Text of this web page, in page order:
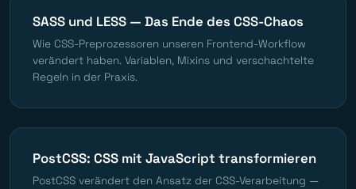
SASS und LESS — Das Ende des CSS-Chaos
Wie CSS-Preprozessoren unseren Frontend-Workflow
verändert haben. Variablen, Mixins und verschachtelte
Regeln in der Praxis.
PostCSS: CSS mit JavaScript transformieren
PostCSS verändert den Ansatz der CSS-Verarbeitung —